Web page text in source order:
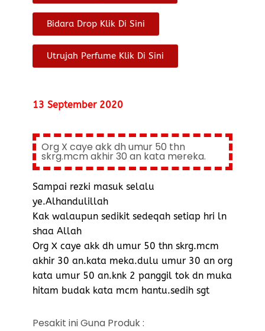
Bidara Drop Klik Di Sini
Utrujah Perfume Klik Di Sini
13 September 2020
Org X caye akk dh umur 50 thn
skrg.mcm akhir 30 an kata mereka.
Sampai rezki masuk selalu
ye.Alhandulillah
Kak walaupun sedikit sedeqah setiap hri ln
shaa Allah
Org X caye akk dh umur 50 thn skrg.mcm
akhir 30 an.kata meka.dulu umur 30 an org
kata umur 50 an.knk 2 panggil tok dn muka
hitam budak kata mcm hantu.sedih sgt
Pesakit ini Guna Produk :